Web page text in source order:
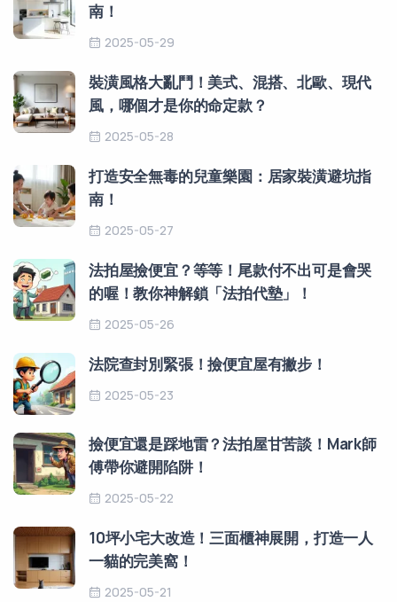
南！
2025-05-29
裝潢風格大亂鬥！美式、混搭、北歐、現代
風，哪個才是你的命定款？
2025-05-28
打造安全無毒的兒童樂園：居家裝潢避坑指
南！
2025-05-27
法拍屋撿便宜？等等！尾款付不出可是會哭
的喔！教你神解鎖「法拍代墊」！
2025-05-26
法院查封別緊張！撿便宜屋有撇步！
2025-05-23
撿便宜還是踩地雷？法拍屋甘苦談！Mark師
傅帶你避開陷阱！
2025-05-22
10坪小宅大改造！三面櫃神展開，打造一人
一貓的完美窩！
2025-05-21